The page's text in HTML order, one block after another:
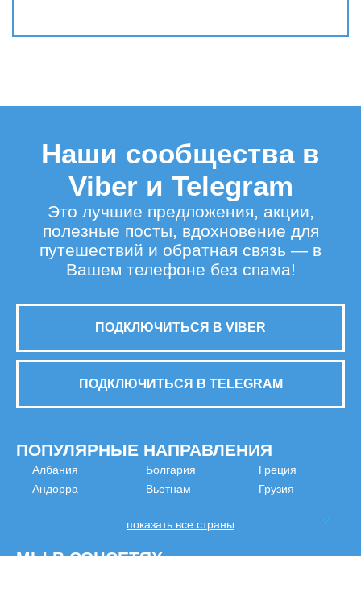
Наши сообщества в
Viber и Telegram
Это лучшие предложения, акции,
полезные посты, вдохновение для
путешествий и обратная связь — в
Вашем телефоне без спама!
ПОДКЛЮЧИТЬСЯ В VIBER
ПОДКЛЮЧИТЬСЯ В TELEGRAM
ПОПУЛЯРНЫЕ НАПРАВЛЕНИЯ
Албания
Андорра
Болгария
Вьетнам
Греция
Грузия
показать все страны
МЫ В СОЦСЕТЯХ